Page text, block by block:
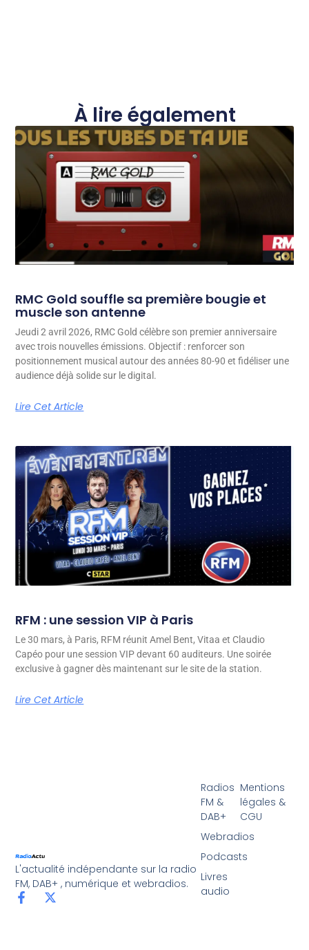
À lire également
RMC Gold souffle sa première bougie et
muscle son antenne
Jeudi 2 avril 2026, RMC Gold célèbre son premier anniversaire
avec trois nouvelles émissions. Objectif : renforcer son
positionnement musical autour des années 80-90 et fidéliser une
audience déjà solide sur le digital.
Lire Cet Article
RFM : une session VIP à Paris
Le 30 mars, à Paris, RFM réunit Amel Bent, Vitaa et Claudio
Capéo pour une session VIP devant 60 auditeurs. Une soirée
exclusive à gagner dès maintenant sur le site de la station.
Lire Cet Article
L'actualité indépendante sur la radio
FM, DAB+ , numérique et webradios.
Radios
FM &
DAB+
Webradios
Podcasts
Livres
audio
Mentions
légales &
CGU